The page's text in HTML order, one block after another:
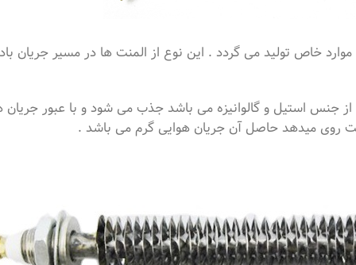
خاص تولید می گردد . این نوع از المنت ها در مسیر جریان
جنس استیل و گالوانیزه می باشد جذب می شود و با عبور جریان
روی میدهد حاصل آن جریان هوایی گرم می باشد .